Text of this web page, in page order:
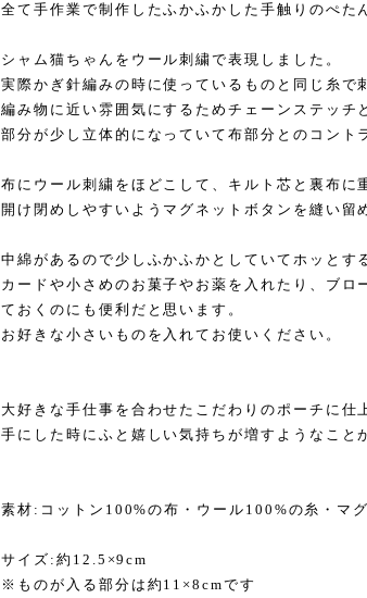
全て手作業で制作したふかふかした手触りのぺた
シャム猫ちゃんをウール刺繍で表現しました。
実際かぎ針編みの時に使っているものと同じ糸で
編み物に近い雰囲気にするためチェーンステッチ
部分が少し立体的になっていて布部分とのコント
布にウール刺繍をほどこして、キルト芯と裏布に
開け閉めしやすいようマグネットボタンを縫い留
中綿があるので少しふかふかとしていてホッとす
カードや小さめのお菓子やお薬を入れたり、ブロ
ておくのにも便利だと思います。
お好きな小さいものを入れてお使いください。
大好きな手仕事を合わせたこだわりのポーチに仕
手にした時にふと嬉しい気持ちが増すようなこと
素材:コットン100%の布・ウール100%の糸・マ
サイズ:約12.5×9cm
※ものが入る部分は約11×8cmです